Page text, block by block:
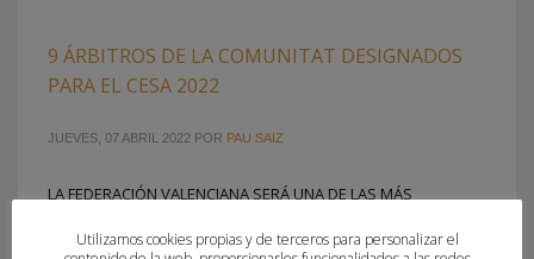
9 ÁRBITROS DE LA COMUNITAT DESIGNADOS
PARA EL CESA 2022
JUEVES, 07 ABRIL 2022 POR PAU SAIZ
LA FEDERACIÓN VALENCIANA SERÁ UNA DE LAS MÁS
CAMPEONATO DE ESPAÑA DE SELECCIONES AUTONÓMICAS
Utilizamos cookies propias y de terceros para personalizar el